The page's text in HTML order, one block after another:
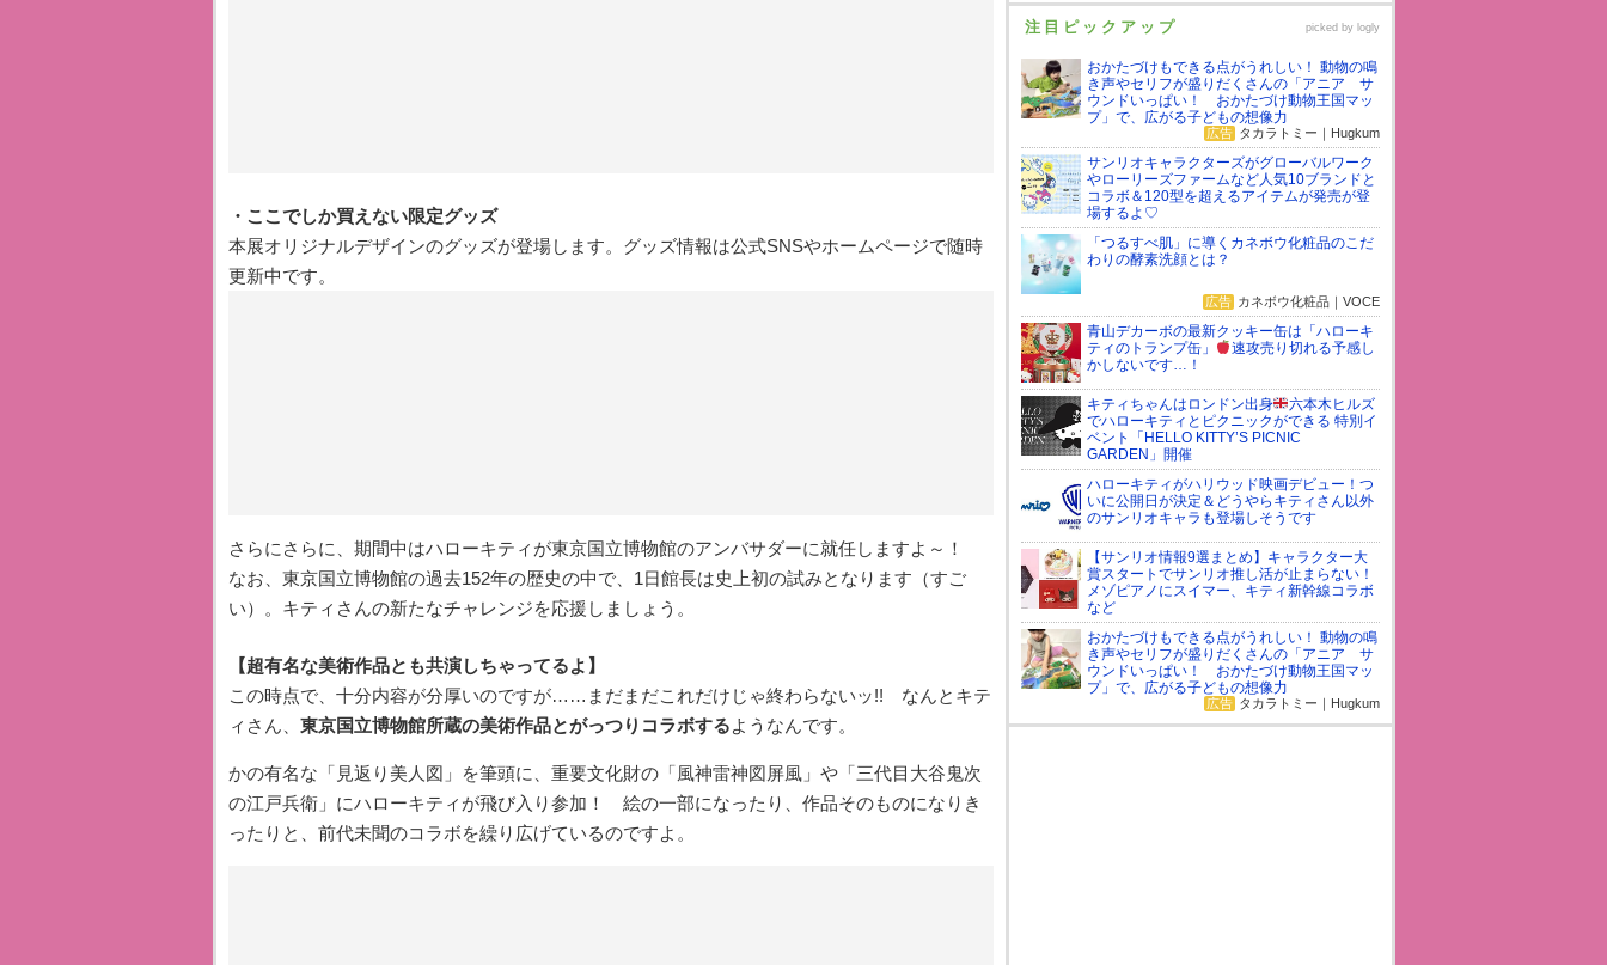
・ここでしか買えない限定グッズ
本展オリジナルデザインのグッズが登場します。グッズ情報は公式SNSやホームページで随時
更新中です。
さらにさらに、期間中はハローキティが東京国立博物館のアンバサダーに就任しますよ～！
なお、東京国立博物館の過去152年の歴史の中で、1日館長は史上初の試みとなります（すご
い）。キティさんの新たなチャレンジを応援しましょう。
【超有名な美術作品とも共演しちゃってるよ】
この時点で、十分内容が分厚いのですが……まだまだこれだけじゃ終わらないッ!! なんとキテ
ィさん、 東京国立博物館所蔵の美術作品とがっつりコラボするようなんです。
かの有名な「見返り美人図」を筆頭に、重要文化財の「風神雷神図屏風」や「三代目大谷鬼次
の江戸兵衛」にハローキティが飛び入り参加！ 絵の一部になったり、作品そのものになりき
ったりと、前代未聞のコラボを繰り広げているのですよ。
注目ピックアップ
おかたづけもできる点がうれしい！ 動物の鳴
き声やセリフが盛りだくさんの「アニア サ
ウンドいっぱい！ おかたづけ動物王国マッ
プ」で、広がる子どもの想像力
広告タカラトミー｜Hugkum
サンリオキャラクターズがグローバルワーク
やローリーズファームなど人気10ブランドと
コラボ＆120型を超えるアイテムが発売が登
場するよ♡
「つるすべ肌」に導くカネボウ化粧品のこだ
わりの酵素洗顔とは？
広告カネボウ化粧品｜VOCE
青山デカーボの最新クッキー缶は「ハローキ
ティのトランプ缶」
速攻売り切れる予感し
かしないです…！
キティちゃんはロンドン出身
六本木ヒルズ
でハローキティとピクニックができる 特別イ
ベント「HELLO KITTY’S PICNIC
GARDEN」開催
ハローキティがハリウッド映画デビュー！つ
いに公開日が決定＆どうやらキティさん以外
のサンリオキャラも登場しそうです
【サンリオ情報9選まとめ】キャラクター大
賞スタートでサンリオ推し活が止まらない！
メゾピアノにスイマー、キティ新幹線コラボ
など
おかたづけもできる点がうれしい！ 動物の鳴
き声やセリフが盛りだくさんの「アニア サ
ウンドいっぱい！ おかたづけ動物王国マッ
プ」で、広がる子どもの想像力
広告タカラトミー｜Hugkum
picked by logly